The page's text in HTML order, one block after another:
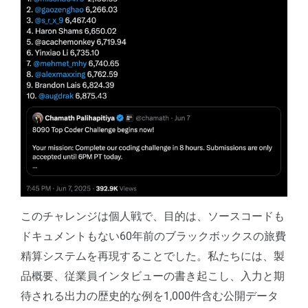
このチャレンジは個人戦で、目的は、ソースコードも
ドキュメントもない60年前のブラックボックスの旅費
精算システムを再現することでした。私たちには、製
品概要、従業員インタビューの書き起こし、入力と期
待される出力の歴史的な例を1,000件含む公開データ